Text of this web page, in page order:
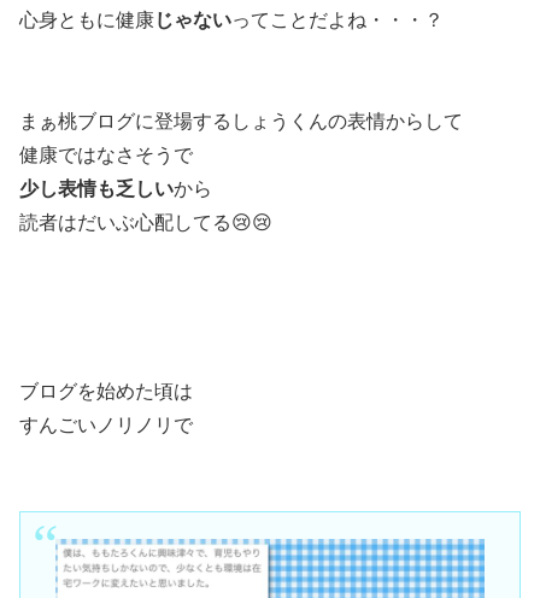
心身ともに健康じゃないってことだよね・・・？
まぁ桃ブログに登場するしょうくんの表情からして
健康ではなさそうで
少し表情も乏しいから
読者はだいぶ心配してる😢😢
ブログを始めた頃は
すんごいノリノリで